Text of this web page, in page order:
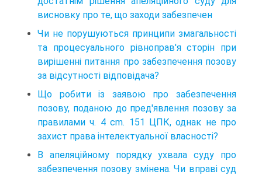
висновку про те, що заходи забезпечен
Чи не порушуються принципи змагальності
та процесуального рівноправ'я сторін при
вирішенні питання про забезпечення позову
за відсутності відповідача?
Що робити із заявою про забезпечення
позову, поданою до пред'явлення позову за
правилами ч. 4 cm. 151 ЦПК, однак не про
захист права інтелектуальної власності?
В апеляційному порядку ухвала суду про
забезпечення позову змінена. Чи вправі суд